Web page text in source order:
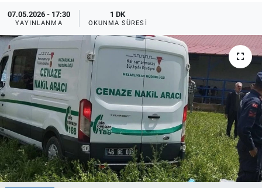
07.05.2026 - 17:30
YAYINLANMA
1 DK
OKUNMA SÜRESI
Dünya
İlçeler
MAGAZİN
Bilim, Teknoloji
ASAYİŞ